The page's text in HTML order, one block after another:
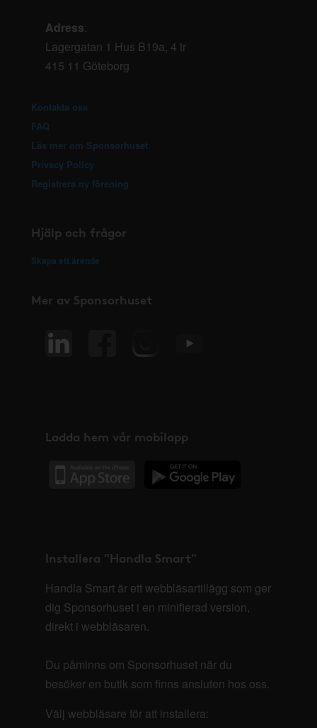
Adress:
Lagergatan 1 Hus B19a, 4 tr
415 11 Göteborg
Kontakta oss
FAQ
Läs mer om Sponsorhuset
Privacy Policy
Registrera ny förening
Hjälp och frågor
Skapa ett ärende
Mer av Sponsorhuset
Ladda hem vår mobilapp
Installera "Handla Smart"
Handla Smart är ett webbläsartillägg som ger
dig Sponsorhuset i en minifierad version,
direkt i webbläsaren.
Du påminns om Sponsorhuset när du
besöker en butik som finns ansluten hos oss.
Välj webbläsare för att installera: